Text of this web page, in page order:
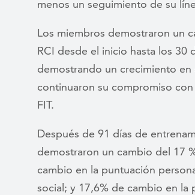
menos un seguimiento de su
Los miembros demostraron un
RCI desde el inicio hasta los 30
demostrando un crecimiento
continuaron su compromiso
FIT.
Después de 91 días de
demostraron un cambio del 17
cambio en la puntuación
social; y 17,6% de cambio en la